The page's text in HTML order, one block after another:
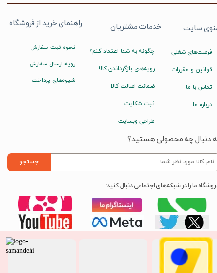
راهنمای خرید از فروشگاه
نحوه ثبت سفارش
رویه ارسال سفارش
شیوه‌های پرداخت
خدمات مشتریان
چگونه به شما اعتماد کنم؟
رویه‌های بازگرداندن کالا
ضمانت اصالت کالا
ثبت شکایت
طراحی وبسایت
سایت
فرصت‌های شغلی
قوانین و مقررات
تماس با ما
درباره ما
دنبال چه محصولی هستید؟
جستجو
ما را در شبکه‌های اجتماعی دنبال کنید: